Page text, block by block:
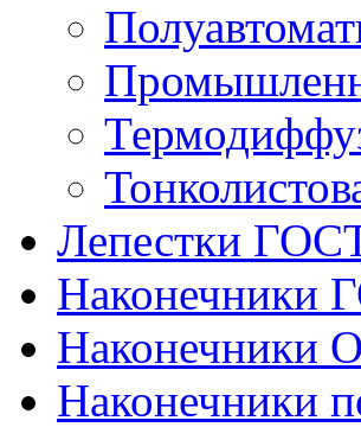
Лепестки
Наконечники
Наконечники
Наконечники